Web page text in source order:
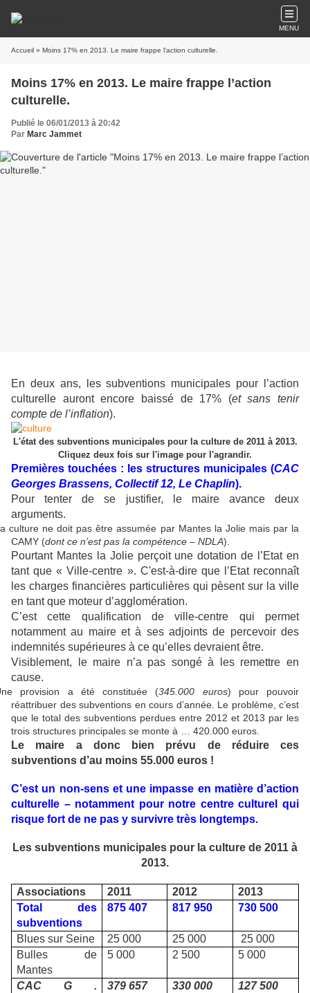
MENU
Accueil » Moins 17% en 2013. Le maire frappe l’action culturelle.
Moins 17% en 2013. Le maire frappe l’action
culturelle.
Publié le 06/01/2013 à 20:42
Par Marc Jammet
En deux ans, les subventions municipales pour l’action
culturelle auront encore baissé de 17% (et sans tenir
compte de l’inflation).
L'état des subventions municipales pour la culture de 2011 à 2013.
Cliquez deux fois sur l'image pour l'agrandir.
Premières touchées : les structures municipales (CAC
Georges Brassens, Collectif 12, Le Chaplin).
Pour tenter de se justifier, le maire avance deux
arguments.
culture ne doit pas être assumée par Mantes la Jolie mais par la
CAMY (dont ce n’est pas la compétence – NDLA).
Pourtant Mantes la Jolie perçoit une dotation de l’Etat en
tant que « Ville-centre ». C'est-à-dire que l’Etat reconnaît
les charges financières particulières qui pèsent sur la ville
en tant que moteur d’agglomération.
C’est cette qualification de ville-centre qui permet
notamment au maire et à ses adjoints de percevoir des
indemnités supérieures à ce qu’elles devraient être.
Visiblement, le maire n’a pas songé à les remettre en
cause.
provision a été constituée (345.000 euros) pour pouvoir
réattribuer des subventions en cours d’année. Le problème, c’est
que le total des subventions perdues entre 2012 et 2013 par les
trois structures principales se monte à … 420.000 euros.
Le maire a donc bien prévu de réduire ces
subventions d’au moins 55.000 euros !
C’est un non-sens et une impasse en matière d’action
culturelle – notamment pour notre centre culturel qui
risque fort de ne pas y survivre très longtemps.
Les subventions municipales pour la culture de 2011 à
2013.
Associations 2011 2012
2013
Total des
subventions
875 407 817 950 730 500
Blues sur Seine 25 000 25 000
25 000
Bulles de
Mantes
5 000 2 500 5 000
CAC G .
379 657 330 000 127 500